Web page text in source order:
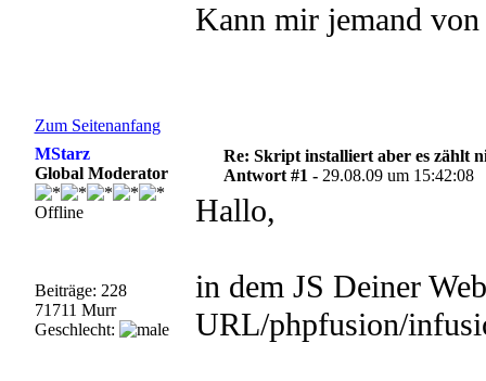
Kann mir jemand
Zum Seitenanfang
MStarz
Global Moderator
Offline
Beiträge: 228
71711 Murr
Geschlecht:
Re: Skript installiert aber es zählt
Antwort #1 - 29.08.09 um 15:42:08
Hallo,
in dem JS Deiner
URL/phpfusion/